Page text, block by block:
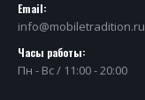
Email:
info@mobiletradition.ru
Часы работы:
Пн - Вс / 11:00 - 20:00